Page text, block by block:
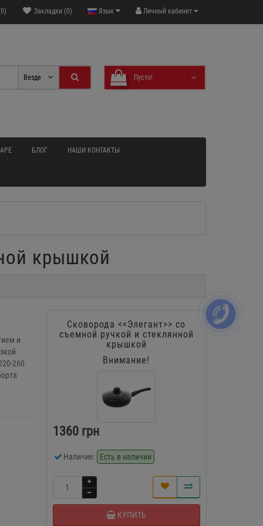
Личный кабинет
Язык
Закладки (0)
Пусто!
Везде
БЛОГ НАШИ КОНТАКТЫ
крышкой
и
260
Сковорода <<Элегант>> со
съемной ручкой и стеклянной
крышкой
Внимание!
1360 грн
Наличие: Есть в наличии
КУПИТЬ